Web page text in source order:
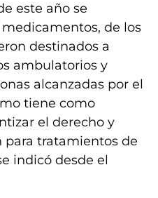
este año se
medicamentos, de los
destinados a
ambulatorios y
alcanzadas por el
tiene como
el derecho y
para tratamientos de
indicó desde el